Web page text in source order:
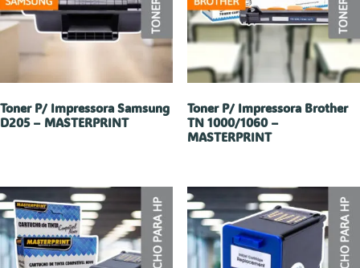
Toner P/ Impressora Samsung
D205 – MASTERPRINT
Toner P/ Impressora Brother
TN 1000/1060 –
MASTERPRINT